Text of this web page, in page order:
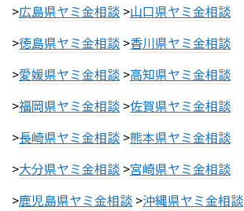
>広島県ヤミ金相談 >山口県ヤミ金相談
>徳島県ヤミ金相談 >香川県ヤミ金相談
>愛媛県ヤミ金相談 >高知県ヤミ金相談
>福岡県ヤミ金相談 >佐賀県ヤミ金相談
>長崎県ヤミ金相談 >熊本県ヤミ金相談
>大分県ヤミ金相談 >宮崎県ヤミ金相談
>鹿児島県ヤミ金相談 >沖縄県ヤミ金相談